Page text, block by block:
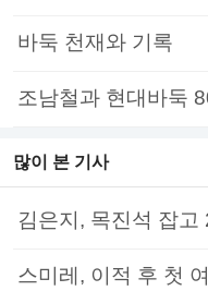
바둑 천재와 기록
조남철과 현대바둑
많이 본 기사
김은지, 목진석 잡고
스미레, 이적 후 첫